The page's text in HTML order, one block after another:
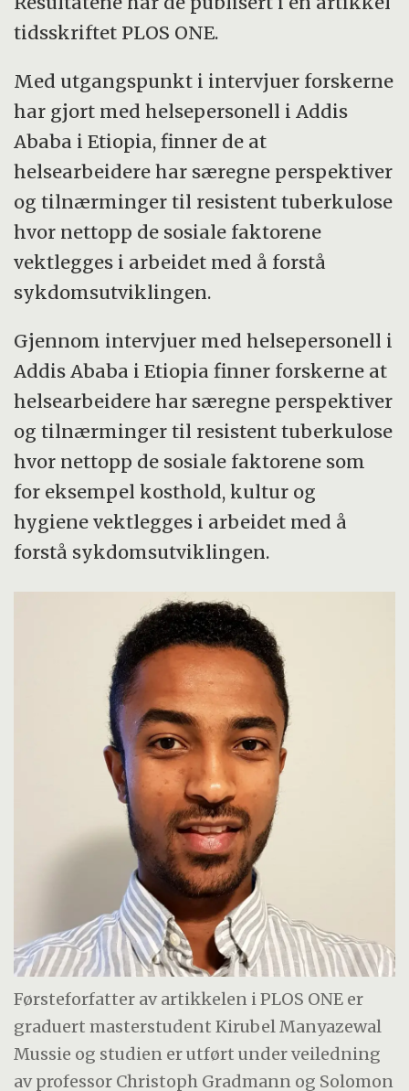
tidsskriftet PLOS ONE.
Med utgangspunkt i intervjuer forskerne
har gjort med helsepersonell i Addis
Ababa i Etiopia, finner de at
helsearbeidere har særegne perspektiver
og tilnærminger til resistent tuberkulose
hvor nettopp de sosiale faktorene
vektlegges i arbeidet med å forstå
sykdomsutviklingen.
Gjennom intervjuer med helsepersonell i
Addis Ababa i Etiopia finner forskerne at
helsearbeidere har særegne perspektiver
og tilnærminger til resistent tuberkulose
hvor nettopp de sosiale faktorene som
for eksempel kosthold, kultur og
hygiene vektlegges i arbeidet med å
forstå sykdomsutviklingen.
Førsteforfatter av artikkelen i PLOS ONE er
graduert masterstudent Kirubel Manyazewal
Mussie og studien er utført under veiledning
av professor Christoph Gradmann og Solomon